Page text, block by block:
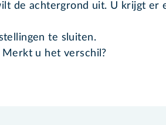
de achtergrond uit. U krijgt er
te sluiten.
Merkt u het verschil?